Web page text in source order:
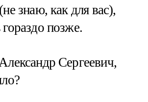
знаю, как для вас),
позже.
Сергеевич,